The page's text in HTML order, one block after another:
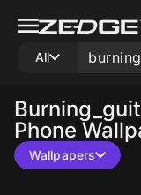
All
Phone
Wallpapers
10